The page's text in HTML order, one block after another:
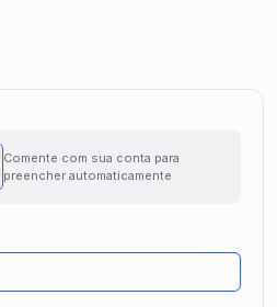
Comente com sua conta para
preencher automaticamente